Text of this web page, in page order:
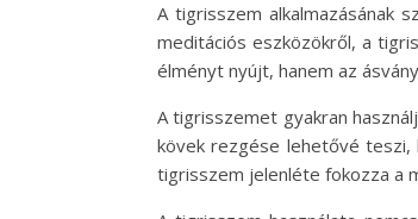
A tigrisszem alkalmazásának
meditációs eszközökről, a
élményt nyújt, hanem az
A tigrisszemet gyakran
kövek rezgése lehetővé teszi,
tigrisszem jelenléte fokozza a